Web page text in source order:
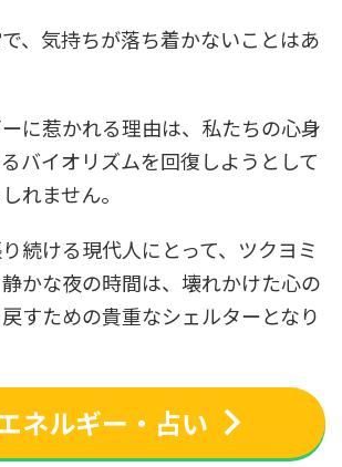
、気持ちが落ち着かないことはあ
に惹かれる理由は、私たちの心身
バイオリズムを回復しようとして
れません。
続ける現代人にとって、ツクヨミ
かな夜の時間は、壊れかけた心の
すための貴重なシェルターとなり
ネルギー・占い